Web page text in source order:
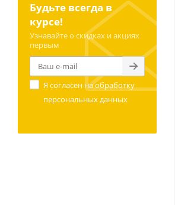
Будьте всегда в
курсе!
Узнавайте о скидках и акциях
первым
Я согласен наобработку
персональных данных